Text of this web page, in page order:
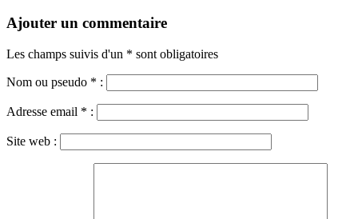
Ajouter un commentaire
Les champs suivis d'un * sont obligatoires
Nom ou pseudo * :
Adresse email * :
Site web :